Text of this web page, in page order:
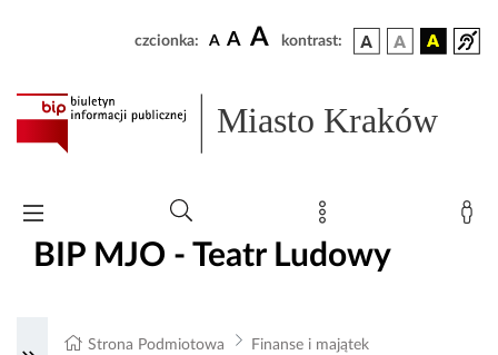
czcionka: A A A kontrast:
Miasto Kraków
BIP MJO - Teatr Ludowy
Strona Podmiotowa
Finanse i majątek